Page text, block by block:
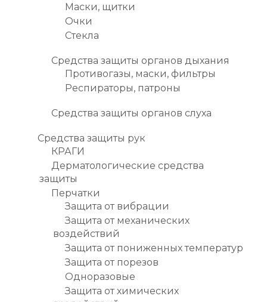
Маски, щитки
Очки
Стекла
Средства защиты органов дыхания
Противогазы, маски, фильтры
Респираторы, патроны
Средства защиты органов слуха
Средства защиты рук
КРАГИ
Дерматологические средства
защиты
Перчатки
Защита от вибрации
Защита от механических
воздействий
Защита от пониженных температур
Защита от порезов
Одноразовые
Защита от химических